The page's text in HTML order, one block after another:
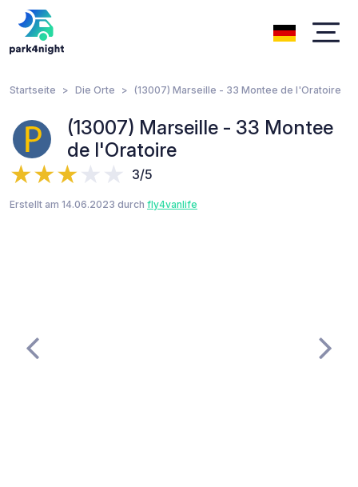
Startseite Die Orte (13007) Marseille - 33 Montee de l'Oratoire
(13007) Marseille - 33 Montee
de l'Oratoire
3/5
Erstellt am 14.06.2023 durch fly4vanlife